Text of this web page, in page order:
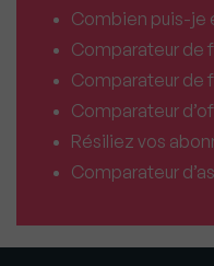
Combien puis-je
Comparateur de
Comparateur de
Comparateur
Résiliez vos
Comparateur